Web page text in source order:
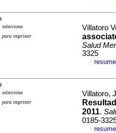
selecciona
para imprimir
Villatoro
Salud
3325
·
selecciona
para imprimir
Villatoro,
2011.
0185-
·